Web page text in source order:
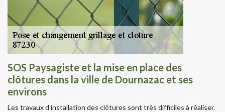
SOS Paysagiste et la mise en place des
clôtures dans la ville de Dournazac et ses
environs
Les travaux d'installation des clôtures sont très difficiles à réaliser.